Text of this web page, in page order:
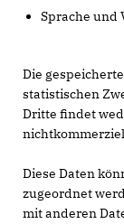
Sprache und
Die
statistischen
Dritte findet
Diese Daten
zugeordnet
mit anderen